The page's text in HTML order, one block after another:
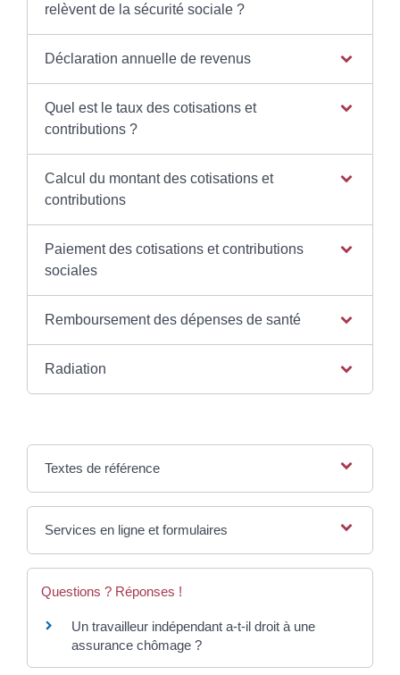
relèvent de la sécurité sociale ?
Déclaration annuelle de revenus
Quel est le taux des cotisations et
contributions ?
Calcul du montant des cotisations et
contributions
Paiement des cotisations et contributions
sociales
Remboursement des dépenses de santé
Radiation
Textes de référence
Services en ligne et formulaires
Questions ? Réponses !
Un travailleur indépendant a-t-il droit à une
assurance chômage ?